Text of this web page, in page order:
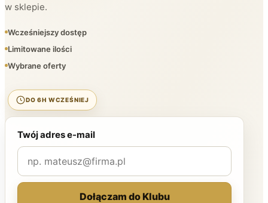
w sklepie.
Wcześniejszy dostęp
Limitowane ilości
Wybrane oferty
DO 6H WCZEŚNIEJ
Twój adres e-mail
Dołączam do Klubu